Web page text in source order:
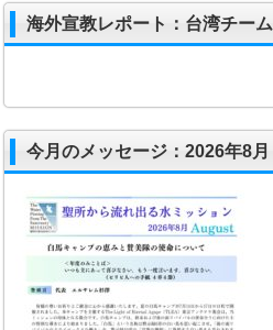
海外宣教レポート：台湾チーム
今月のメッセージ：2026年8月